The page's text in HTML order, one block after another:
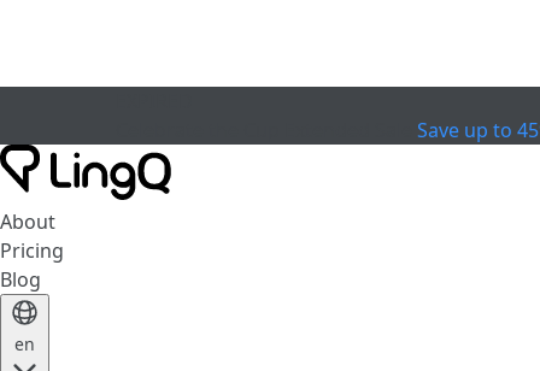
Save up to
About
Pricing
Blog
en